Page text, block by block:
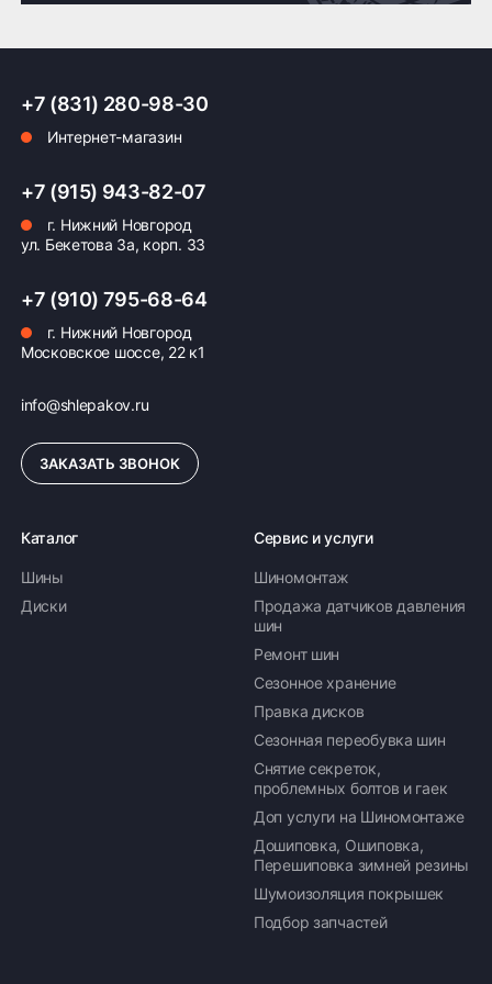
Мы отправляем заказы по всей России всеми
транспортными компаниями (ПЭК, Деловые
Автотрейдинг, Ратэк, Энергия и др.)
Доставка комплекта
(4 шт) шин или
дисков до терминала
транспортной
Новгороде —
бесплатная
Бесплатно
ПОДРОБНЕЕ ОБ ДОСТАВКЕ
Оплата заказа
Возможна картой, наличными при получении,
также доступно оформление кредита и
формирование счёта для Юр.Лица
+7 (831) 280-98-30
Интернет-магазин
+7 (915) 943-82-07
г. Нижний Новгород
ул. Бекетова 3а, корп. 33
+7 (910) 795-68-64
г. Нижний Новгород
Московское шоссе, 22 к1
info@shlepakov.ru
ЗАКАЗАТЬ ЗВОНОК
Каталог
Шины
Диски
Сервис и услуги
Шиномонтаж
Продажа датчиков давления
шин
Ремонт шин
Сезонное хранение
Правка дисков
Сезонная переобувка шин
Снятие секреток,
проблемных болтов и гаек
Доп услуги на Шиномонтаже
Дошиповка, Ошиповка,
Перешиповка зимней резины
Шумоизоляция покрышек
Подбор запчастей